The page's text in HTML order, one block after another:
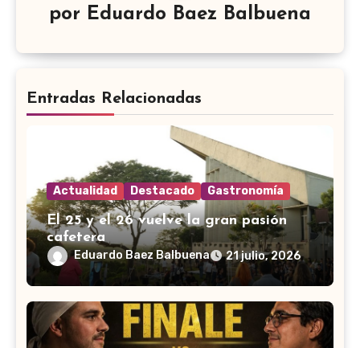
por Eduardo Baez Balbuena
Entradas Relacionadas
Actualidad Destacado Gastronomía
El 25 y el 26 vuelve la gran pasión
cafetera
Eduardo Baez Balbuena 21 julio, 2026